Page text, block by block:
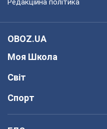
Редакційна політика
OBOZ.UA
Моя Школа
Світ
Спорт